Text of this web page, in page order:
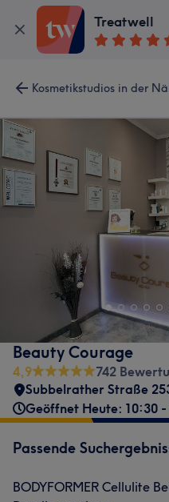
Treatwell
Kosmetikstudios in der
Beauty Courage
4,9
742
Subbelrather Straße
Geöffnet Heute: 10:30 -
Passende
BODYFORMER Cellulite